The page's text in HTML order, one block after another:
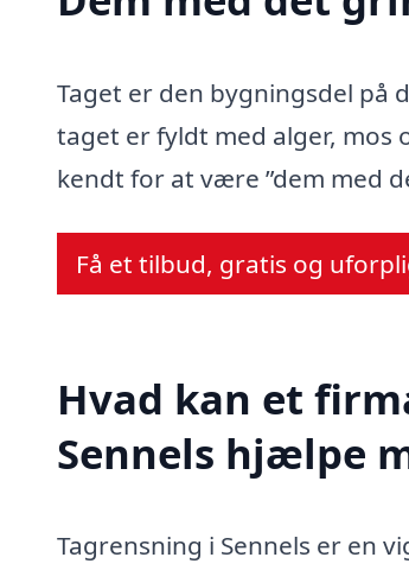
Taget er den bygningsdel på
taget er fyldt med alger, mos
kendt for at være ”dem med
Få et tilbud, gratis og
Hvad kan et
Sennels hjælpe
Tagrensning i Sennels er en